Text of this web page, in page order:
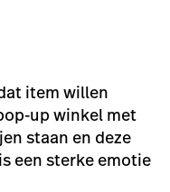
item willen
up winkel met
staan en deze
een sterke emotie